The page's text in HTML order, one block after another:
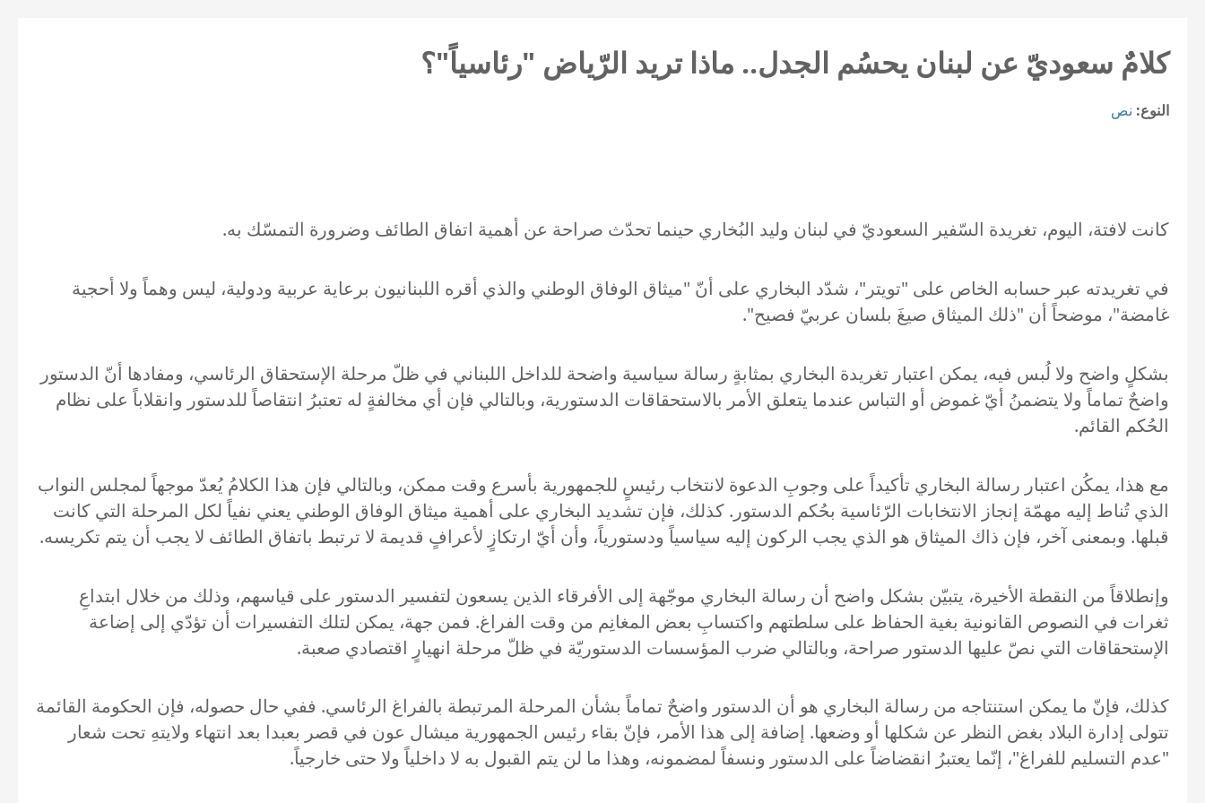
كلامٌ سعوديّ عن لبنان يحسُم الجدل.. ماذا تريد الرّياض "رئاسياً"؟
النوع: نص
كانت لافتة، اليوم، تغريدة السّفير السعوديّ في لبنان وليد البُخاري حينما تحدّث صراحة عن أهمية اتفاق الطائف وضرورة التمسّك به.
في تغريدته عبر حسابه الخاص على "تويتر"، شدّد البخاري على أنّ "ميثاق الوفاق الوطني والذي أقره اللبنانيون برعاية عربية ودولية، ليس وهماً ولا أحجية
غامضة"، موضحاً أن "ذلك الميثاق صيغَ بلسان عربيّ فصيح".
بشكلٍ واضح ولا لُبس فيه، يمكن اعتبار تغريدة البخاري بمثابةٍ رسالة سياسية واضحة للداخل اللبناني في ظلّ مرحلة الإستحقاق الرئاسي، ومفادها أنّ الدستور
واضحٌ تماماً ولا يتضمنُ أيّ غموض أو التباس عندما يتعلق الأمر بالاستحقاقات الدستورية، وبالتالي فإن أي مخالفةٍ له تعتبرُ انتقاصاً للدستور وانقلاباً على نظام
الحُكم القائم.
مع هذا، يمكُن اعتبار رسالة البخاري تأكيداً على وجوبِ الدعوة لانتخاب رئيسٍ للجمهورية بأسرع وقت ممكن، وبالتالي فإن هذا الكلامُ يُعدّ موجهاً لمجلس النواب
الذي تُناط إليه مهمّة إنجاز الانتخابات الرّئاسية بحُكم الدستور. كذلك، فإن تشديد البخاري على أهمية ميثاق الوفاق الوطني يعني نفياً لكل المرحلة التي كانت
قبلها. وبمعنى آخر، فإن ذاك الميثاق هو الذي يجب الركون إليه سياسياً ودستورياً، وأن أيّ ارتكازٍ لأعرافٍ قديمة لا ترتبط باتفاق الطائف لا يجب أن يتم تكريسه.
وإنطلاقاً من النقطة الأخيرة، يتبيّن بشكل واضح أن رسالة البخاري موجّهة إلى الأفرقاء الذين يسعون لتفسير الدستور على قياسهم، وذلك من خلال ابتداعِ
ثغرات في النصوص القانونية بغية الحفاظ على سلطتهم واكتسابِ بعض المغانِم من وقت الفراغ. فمن جهة، يمكن لتلك التفسيرات أن تؤدّي إلى إضاعة
الإستحقاقات التي نصّ عليها الدستور صراحة، وبالتالي ضرب المؤسسات الدستوريّة في ظلّ مرحلة انهيارٍ اقتصادي صعبة.
كذلك، فإنّ ما يمكن استنتاجه من رسالة البخاري هو أن الدستور واضحٌ تماماً بشأن المرحلة المرتبطة بالفراغ الرئاسي. ففي حال حصوله، فإن الحكومة القائمة
تتولى إدارة البلاد بغض النظر عن شكلها أو وضعها. إضافة إلى هذا الأمر، فإنّ بقاء رئيس الجمهورية ميشال عون في قصر بعبدا بعد انتهاء ولايتهِ تحت شعار
"عدم التسليم للفراغ"، إنّما يعتبرُ انقضاضاً على الدستور ونسفاً لمضمونه، وهذا ما لن يتم القبول به لا داخلياً ولا حتى خارجياً.